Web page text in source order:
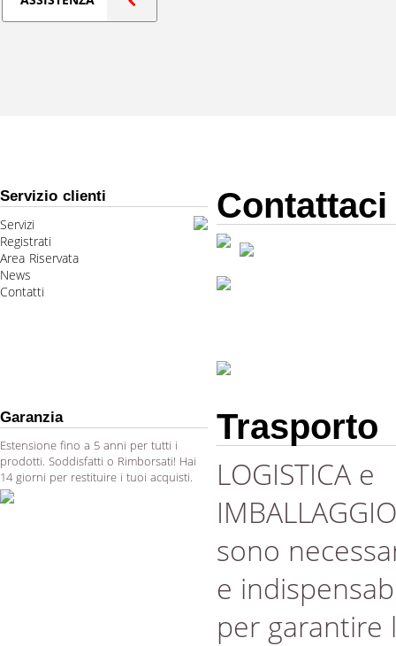
Servizio clienti
Servizi
Registrati
Area Riservata
News
Contatti
Contattaci
Garanzia
Estensione fino a 5 anni per tutti i
prodotti. Soddisfatti o Rimborsati! Hai
14 giorni per restituire i tuoi acquisti.
Trasporto
LOGISTICA e
IMBALLAGGIO
sono
e
per garantire